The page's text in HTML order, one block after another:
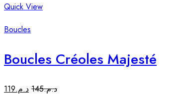
Quick View
Boucles
Boucles Créoles Majesté
د.م.119 د.م.145